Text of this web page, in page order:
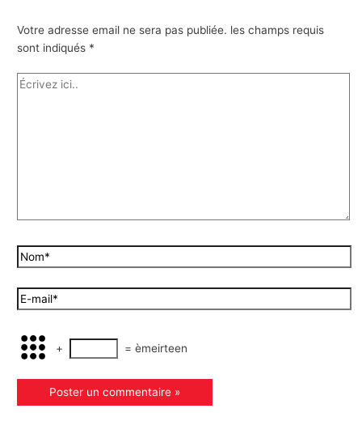
Votre adresse email ne sera pas publiée. les champs requis
sont indiqués *
+ = èmeirteen